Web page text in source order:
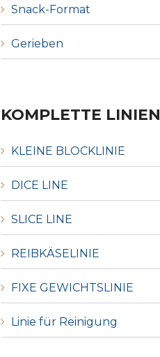
Snack-Format
Gerieben
KOMPLETTE LINIEN
KLEINE BLOCKLINIE
DICE LINE
SLICE LINE
REIBKÄSELINIE
FIXE GEWICHTSLINIE
Linie für Reinigung